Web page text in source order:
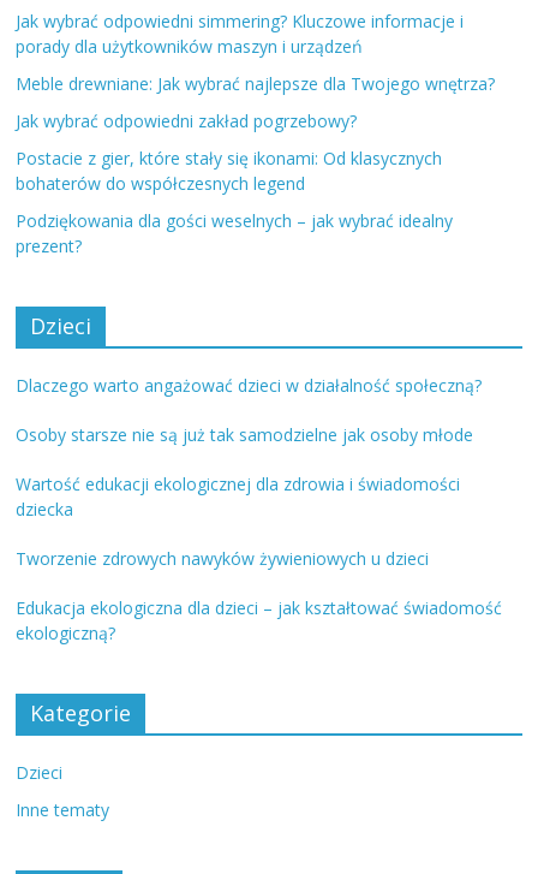
Jak wybrać odpowiedni simmering? Kluczowe informacje i
porady dla użytkowników maszyn i urządzeń
Meble drewniane: Jak wybrać najlepsze dla Twojego wnętrza?
Jak wybrać odpowiedni zakład pogrzebowy?
Postacie z gier, które stały się ikonami: Od klasycznych
bohaterów do współczesnych legend
Podziękowania dla gości weselnych – jak wybrać idealny
prezent?
Dzieci
Dlaczego warto angażować dzieci w działalność społeczną?
Osoby starsze nie są już tak samodzielne jak osoby młode
Wartość edukacji ekologicznej dla zdrowia i świadomości
dziecka
Tworzenie zdrowych nawyków żywieniowych u dzieci
Edukacja ekologiczna dla dzieci – jak kształtować świadomość
ekologiczną?
Kategorie
Dzieci
Inne tematy